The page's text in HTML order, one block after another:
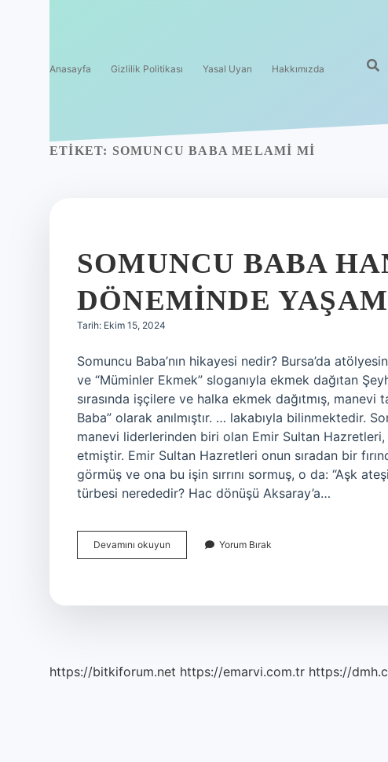
Anasayfa Gizlilik Politikası Yasal Uyarı Hakkımızda
ETIKET: SOMUNCU BABA MELAMI MI
SOMUNCU BABA
DÖNEMINDE
Tarih: Ekim 15, 2024
Somuncu Baba’nın hikayesi nedir? Bursa’da
ve “Müminler Ekmek” sloganıyla ekmek dağıtan
sırasında işçilere ve halka ekmek dağıtmış, manevi
Baba” olarak anılmıştır. … lakabıyla bilinmektedir.
manevi liderlerinden biri olan Emir Sultan Hazretleri,
etmiştir. Emir Sultan Hazretleri onun sıradan bir
görmüş ve ona bu işin sırrını sormuş, o da: “Aşk
türbesi nerededir? Hac dönüşü Aksaray’a…
Devamını okuyun Somuncu
Baba
Yorum Bırak
https://bitkiforum.net https://emarvi.com.tr https://